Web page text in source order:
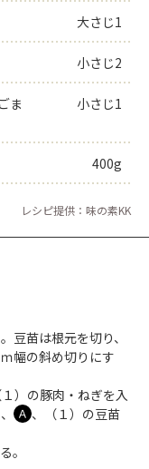
大さじ1
小さじ2
ま
小さじ1
400g
レシピ提供：味の素KK
豆苗は根元を切り、
幅の斜め切りにす
）の豚肉・ねぎを入
Ａ 、（１）の豆苗
。